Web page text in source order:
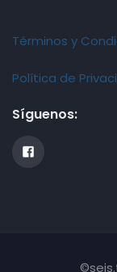
Términos y
Política de
Síguenos: